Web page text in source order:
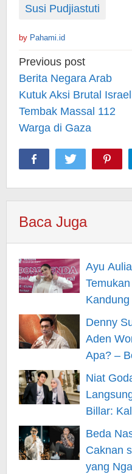
Susi Pudjiastuti
by Pahami.id
Post
navigation
Previous post
Berita Negara Arab
Kutuk Aksi Brutal Israel
Tembak Massal 112
Warga di Gaza
Baca Juga
Ayu
Berita
Denny
Aden
Apa? –
Niat
Billar:
– Berita
Beda
Caknan
yang